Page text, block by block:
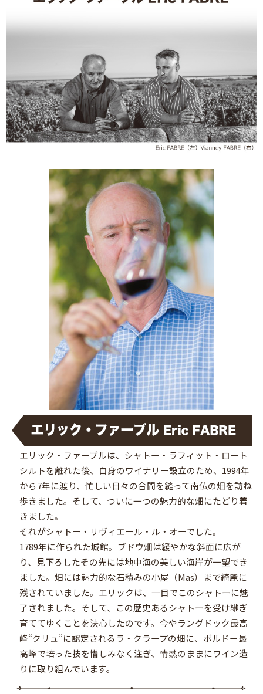
エリック・ファーブルは、シャトー・ラフィット・ロート
シルトを離れた後、自身のワイナリー設立のため、1994年
から7年に渡り、忙しい日々の合間を縫って南仏の畑を訪ね
歩きました。そして、ついに一つの魅力的な畑にたどり着
きました。
それがシャトー・リヴィエール・ル・オーでした。
1789年に作られた城館。ブドウ畑は緩やかな斜面に広が
り、見下ろしたその先には地中海の美しい海岸が一望でき
ました。畑には魅力的な石積みの小屋（Mas）まで綺麗に
残されていました。エリックは、一目でこのシャトーに魅
了されました。そして、この歴史あるシャトーを受け継ぎ
育ててゆくことを決心したのです。今やラングドック最高
峰“クリュ”に認定されるラ・クラープの畑に、ボルドー最
高峰で培った技を惜しみなく注ぎ、情熱のままにワイン造
りに取り組んでいます。